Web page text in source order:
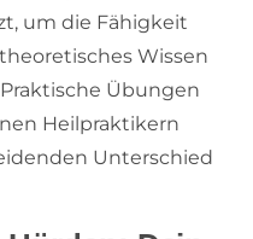
um die Fähigkeit
Wissen
Übungen
Heilpraktikern
Unterschied